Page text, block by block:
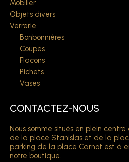
Mobilier
Objets divers
Verrerie
Bonbonnières
Coupes
Flacons
Pichets
Vases
CONTACTEZ-NOUS
Nous somme situés en plein
de la place Stanislas et de la
parking de la place Carnot est à
notre boutique.